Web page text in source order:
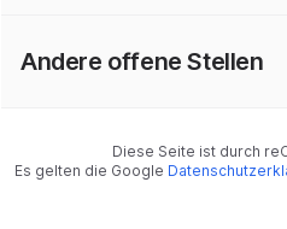
Andere offene Stellen
Diese Seite ist durch
Es gelten die Google